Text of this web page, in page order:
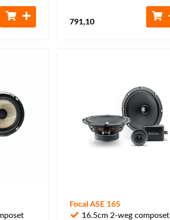
791,10
Focal ASE 165
16.5cm 2-weg composet